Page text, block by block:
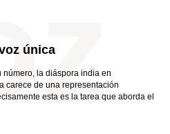
única
número, la diáspora india en
carece de una representación
esta es la tarea que aborda el